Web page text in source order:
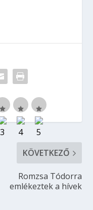
KÖVETKEZŐ
Romzsa Tódorra
emlékeztek a hívek